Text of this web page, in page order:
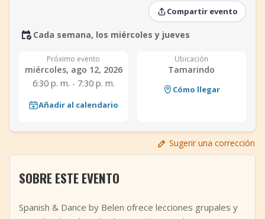
Compartir evento
Cada semana, los miércoles y jueves
Próximo evento
miércoles, ago 12, 2026
6:30 p. m. - 7:30 p. m.
Añadir al calendario
Ubicación
Tamarindo
Cómo llegar
Sugerir una corrección
SOBRE ESTE EVENTO
Spanish & Dance by Belen ofrece lecciones grupales y